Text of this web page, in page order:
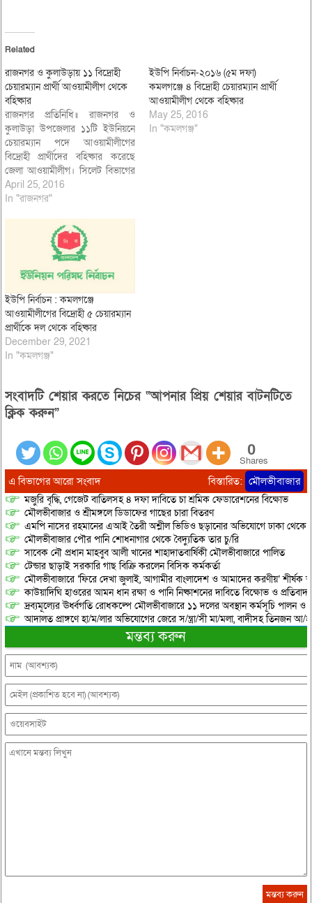
Related
রাজনগর ও কুলাউড়ায় ১১ বিদ্রোহী
চেয়ারম্যান প্রার্থী আওয়ামীলীগ থেকে
বহিষ্কার
রাজনগর প্রতিনিধি॥ রাজনগর ও
কুলাউড়া উপজেলার ১১টি ইউনিয়নে
চেয়ারম্যান পদে আওয়ামীলীগের
বিদ্রোহী প্রার্থীদের বহিষ্কার করেছে
জেলা আওয়ামীলীগ। সিলেট বিভাগের
দায়িত্বপ্রাপ্ত বাংলাদেশ আওয়ামীলীগের
কেন্দ্রীয় কারয নির্বাহি কমিটির
সিরাজের নির্দেশে মৌলভীবাজাজার
জেলা আওয়ামীলীগ সভাপতি উপাধ্যক্ষ
আব্দুস শহীদ এমপি এবং সাধারণ
সম্পাদক নেছার আহমদ এক পত্রে
তাদের প্রাথমিক সদস্যপদ…
April 25, 2016
In "রাজনগর"
ইউপি নির্বাচন-২০১৬ (৫ম দফা)
কমলগঞ্জে ৪ বিদ্রোহী চেয়ারম্যান প্রার্থী
আওয়ামীলীগ থেকে বহিষ্কার
May 25, 2016
In "কমলগঞ্জ"
ইউপি নির্বাচন : কমলগঞ্জে
আওয়ামীলীগের বিদ্রোহী ৫ চেয়ারম্যান
প্রার্থীকে দল থেকে বহিষ্কার
December 29, 2021
In "কমলগঞ্জ"
সংবাদটি শেয়ার করতে নিচের “আপনার প্রিয় শেয়ার বাটনটিতে
ক্লিক করুন”
0
Shares
এ বিভাগের আরো সংবাদ বিস্তারিত: মৌলভীবাজার
মজুরি বৃদ্ধি, গেজেট বাতিলসহ ৪ দফা দাবিতে চা শ্রমিক ফেডারেশনের বিক্ষোভ
মৌলভীবাজার ও শ্রীমঙ্গলে ডিডাফের গাছের চারা বিতরণ
এমপি নাসের রহমানের এআই তৈরী অশ্লীল ভিডিও ছড়ানোর অভিযোগে ঢাকা থেকে
মৌলভীবাজার পৌর পানি শোধনাগার থেকে বৈদ্যুতিক তার চু/রি
সাবেক নৌ প্রধান মাহবুব আলী খানের শাহাদাতবার্ষিকী মৌলভীবাজারে পালিত
টেন্ডার ছাড়াই সরকারি গাছ বিক্রি করলেন বিসিক কর্মকর্তা
মৌলভীবাজারে ‘ফিরে দেখা জুলাই, আগামীর বাংলাদেশ ও আমাদের করণীয়’ শীর্ষক
কাউয়াদিঘি হাওরের আমন ধান রক্ষা ও পানি নিষ্কাশনের দাবিতে বিক্ষোভ ও
দ্রব্যমূল্যের ঊর্ধ্বগতি রোধকল্পে মৌলভীবাজারে ১১ দলের অবস্থান কর্মসূচি পালন ও
আদালত প্রাঙ্গণে হা/ম/লার অভিযোগের জেরে স/ন্ত্রা/সী মা/মলা, বাদীসহ তিনজন আ/
মন্তব্য করুন